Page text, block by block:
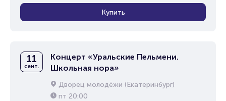
Купить
11
сент.
Концерт «Уральские Пельмени.
Школьная нора»
Дворец молодёжи (Екатеринбург)
пт 20:00